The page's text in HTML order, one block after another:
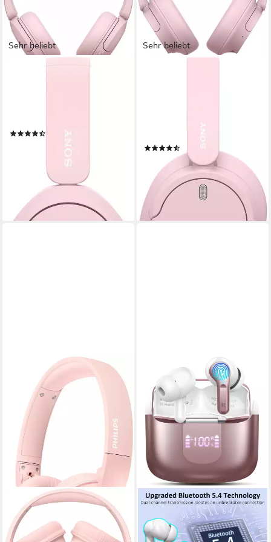
Sehr beliebt
69,99 €
lieferbar - in 1-2 Werktagen bei dir
+1
Sehr beliebt
max. Laufzeit
ohrumschließend
64,99 € UVP 149,99 €
-57%
lieferbar - in 1-2 Werktagen bei dir